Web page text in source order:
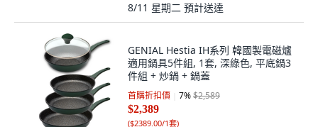
8/11 星期二 預計送達
GENIAL Hestia IH系列 韓國製電磁爐
適用鍋具5件組, 1套, 深綠色, 平底鍋3
件組 + 炒鍋 + 鍋蓋
首購折扣價 7%$2,589
$2,389
($2389.00/1套)